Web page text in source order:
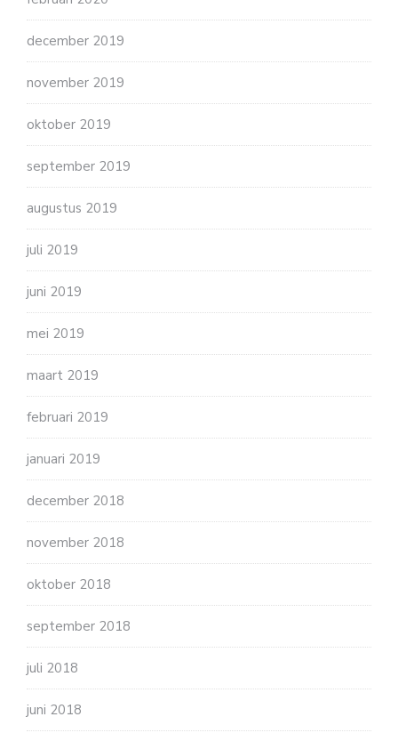
december 2019
november 2019
oktober 2019
september 2019
augustus 2019
juli 2019
juni 2019
mei 2019
maart 2019
februari 2019
januari 2019
december 2018
november 2018
oktober 2018
september 2018
juli 2018
juni 2018